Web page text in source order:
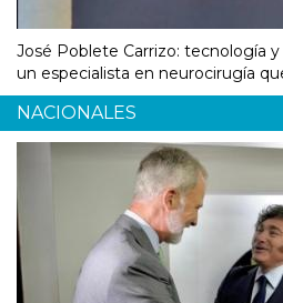
José Poblete Carrizo: tecnología
un especialista en neurocirugía
NACIONALES